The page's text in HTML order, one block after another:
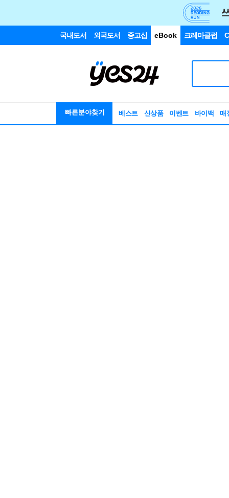
국내도서 외국도서 중고샵 eBook 크레마클럽
빠른분야찾기 베스트 신상품 이벤트 바이백 매